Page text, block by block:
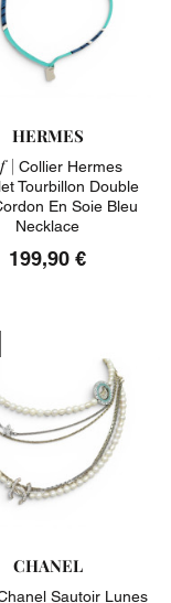
HERMES
| Collier Hermes
Tourbillon Double
En Soie Bleu
Necklace
199,90 €
CHANEL
Sautoir Lunes